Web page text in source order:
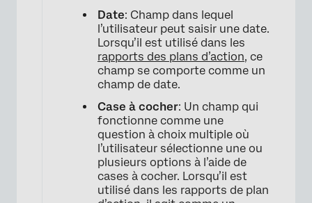
Date: Champ dans lequel
l’utilisateur peut saisir une date.
Lorsqu’il est utilisé dans les
rapports des plans d’action, ce
champ se comporte comme un
champ de date.
Case à cocher: Un champ qui
fonctionne comme une
question à choix multiple où
l’utilisateur sélectionne une ou
plusieurs options à l’aide de
cases à cocher. Lorsqu’il est
utilisé dans les rapports de plan